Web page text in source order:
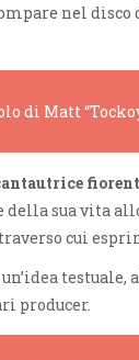
nel
di Matt
sua vita
cui
testuale,
producer.